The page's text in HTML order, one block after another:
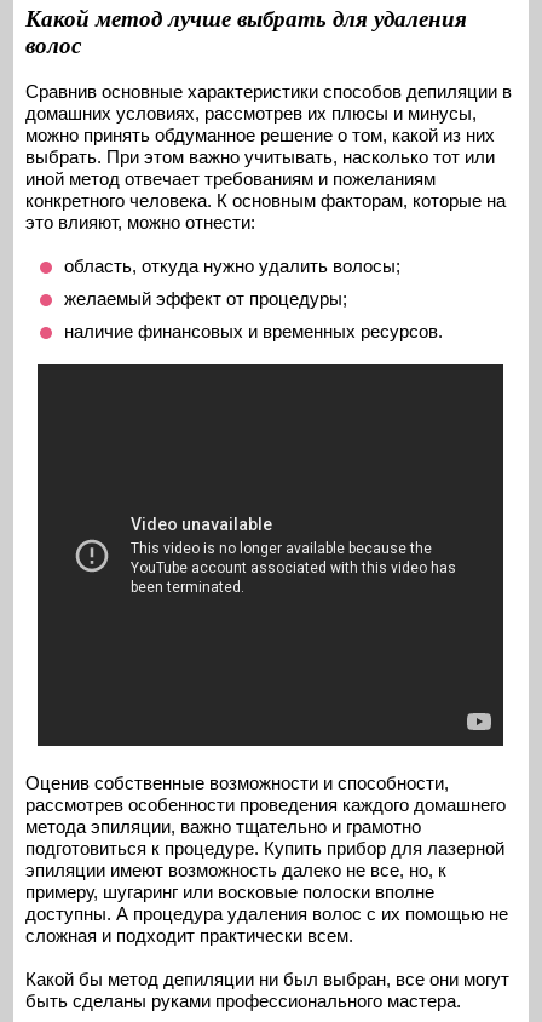
Какой метод лучше выбрать для удаления
волос
Сравнив основные характеристики способов депиляции в
домашних условиях, рассмотрев их плюсы и минусы,
можно принять обдуманное решение о том, какой из них
выбрать. При этом важно учитывать, насколько тот или
иной метод отвечает требованиям и пожеланиям
конкретного человека. К основным факторам, которые на
это влияют, можно отнести:
область, откуда нужно удалить волосы;
желаемый эффект от процедуры;
наличие финансовых и временных ресурсов.
Оценив собственные возможности и способности,
рассмотрев особенности проведения каждого домашнего
метода эпиляции, важно тщательно и грамотно
подготовиться к процедуре. Купить прибор для лазерной
эпиляции имеют возможность далеко не все, но, к
примеру, шугаринг или восковые полоски вполне
доступны. А процедура удаления волос с их помощью не
сложная и подходит практически всем.
Какой бы метод депиляции ни был выбран, все они могут
быть сделаны руками профессионального мастера.